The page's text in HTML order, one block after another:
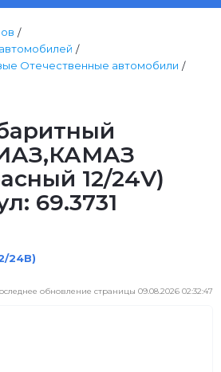
Отечественные автомобили
12/24V)
69.3731
24В)
обновление страницы 09.08.2026 02:32:47